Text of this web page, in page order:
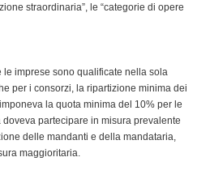
straordinaria”, le “categorie di opere
imprese sono qualificate nella sola
per i consorzi, la ripartizione minima dei
la quota minima del 10% per le
partecipare in misura prevalente
delle mandanti e della mandataria,
maggioritaria.